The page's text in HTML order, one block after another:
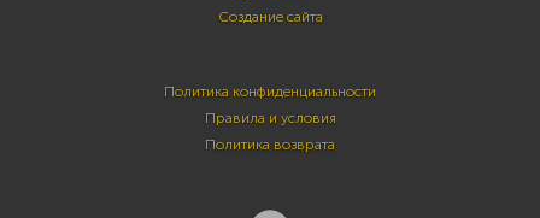
Создание сайта
Политика конфиденциальности
Правила и условия
Политика возврата